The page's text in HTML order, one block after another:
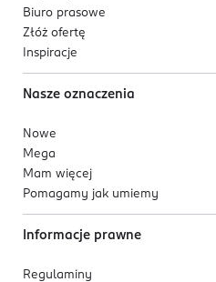
Biuro prasowe
Złóż ofertę
Inspiracje
Nasze oznaczenia
Nowe
Mega
Mam więcej
Pomagamy jak umiemy
Informacje prawne
Regulaminy